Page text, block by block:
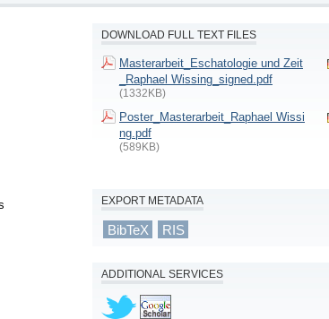
DOWNLOAD FULL TEXT FILES
Masterarbeit_Eschatologie und Zeit
_Raphael Wissing_signed.pdf
(1332KB)
Poster_Masterarbeit_Raphael Wissi
ng.pdf
(589KB)
EXPORT METADATA
BibTeX RIS
ADDITIONAL SERVICES